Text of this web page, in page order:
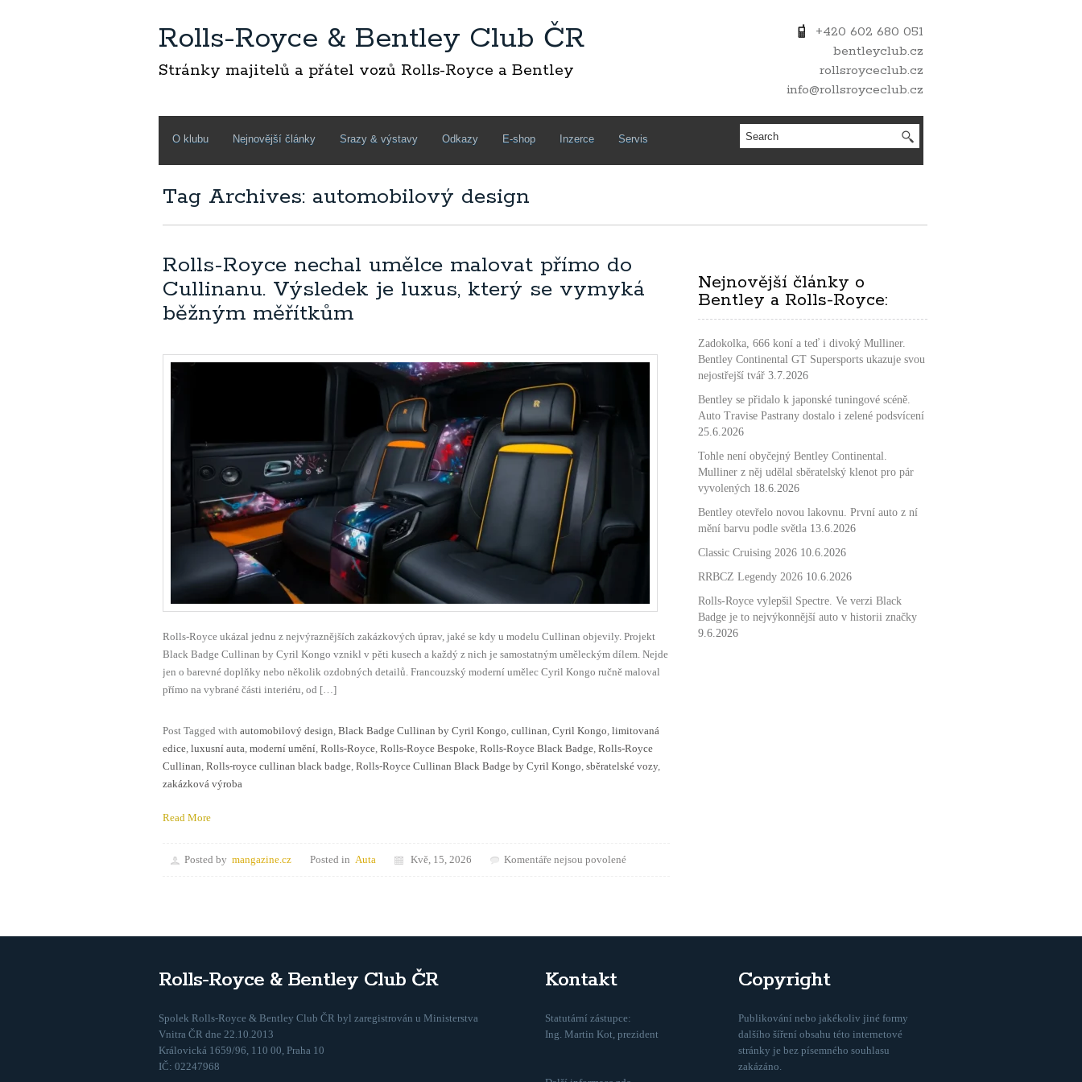
Rolls-Royce & Bentley Club ČR
Stránky majitelů a přátel vozů Rolls-Royce a Bentley
+420 602 680 051
bentleyclub.cz
rollsroyceclub.cz
info@rollsroyceclub.cz
O klubu Nejnovější články Srazy & výstavy Odkazy E-shop Inzerce Servis
Tag Archives: automobilový design
Rolls-Royce nechal umělce malovat přímo do
Cullinanu. Výsledek je luxus, který se vymyká
běžným měřítkům
Rolls-Royce ukázal jednu z nejvýraznějších zakázkových úprav, jaké se kdy u modelu Cullinan objevily. Projekt
Black Badge Cullinan by Cyril Kongo vznikl v pěti kusech a každý z nich je samostatným uměleckým dílem. Nejde
jen o barevné doplňky nebo několik ozdobných detailů. Francouzský moderní umělec Cyril Kongo ručně maloval
přímo na vybrané části interiéru, od […]
Post Tagged with automobilový design, Black Badge Cullinan by Cyril Kongo, cullinan, Cyril Kongo, limitovaná
edice, luxusní auta, moderní umění, Rolls-Royce, Rolls-Royce Bespoke, Rolls-Royce Black Badge, Rolls-Royce
Cullinan, Rolls-royce cullinan black badge, Rolls-Royce Cullinan Black Badge by Cyril Kongo, sběratelské vozy,
zakázková výroba
Read More
Posted by mangazine.cz Posted in Auta Kvě, 15, 2026 Komentáře nejsou povolenéu
Royce
do
Cullinanu.
Nejnovější články o
Bentley a Rolls-Royce:
Zadokolka, 666 koní a teď i divoký Mulliner.
Bentley Continental GT Supersports ukazuje svou
nejostřejší tvář 3.7.2026
Bentley se přidalo k japonské tuningové scéně.
Auto Travise Pastrany dostalo i zelené podsvícení
25.6.2026
Tohle není obyčejný Bentley Continental.
Mulliner z něj udělal sběratelský klenot pro pár
vyvolených 18.6.2026
Bentley otevřelo novou lakovnu. První auto z ní
mění barvu podle světla 13.6.2026
Classic Cruising 2026 10.6.2026
RRBCZ Legendy 2026 10.6.2026
Rolls-Royce vylepšil Spectre. Ve verzi Black
Badge je to nejvýkonnější auto v historii značky
9.6.2026
Rolls-Royce & Bentley Club ČR
Spolek Rolls-Royce & Bentley Club ČR byl zaregistrován u Ministerstva
Vnitra ČR dne 22.10.2013
Královická 1659/96, 110 00, Praha 10
IČ: 02247968
Kontakt
Statutární zástupce:
Ing. Martin Kot, prezident
Copyright
Publikování nebo jakékoliv jiné formy
dalšího šíření obsahu této internetové
stránky je bez písemného souhlasu
zakázáno.